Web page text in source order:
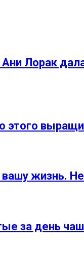
Лорак
этого
жизнь.
за день